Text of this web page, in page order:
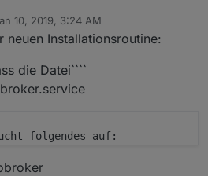
10, 2019, 3:24 AM
neuen Installationsroutine:
die Datei````